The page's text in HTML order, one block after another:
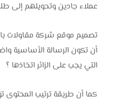
عملاء جادين وتحويلهم إلى
تصميم موقع شركة مقاولات
أن تكون الرسالة الأساسية
التي يجب على الزائر اتخاذها ؟
كما أن طريقة ترتيب المحتوى